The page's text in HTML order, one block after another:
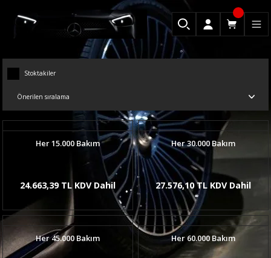
Stoktakiler
Her 15.000 Bakım
24.663,39 TL KDV Dahil
Her 30.000 Bakım
27.576,10 TL KDV Dahil
Her 45.000 Bakım Her 60.000 Bakım